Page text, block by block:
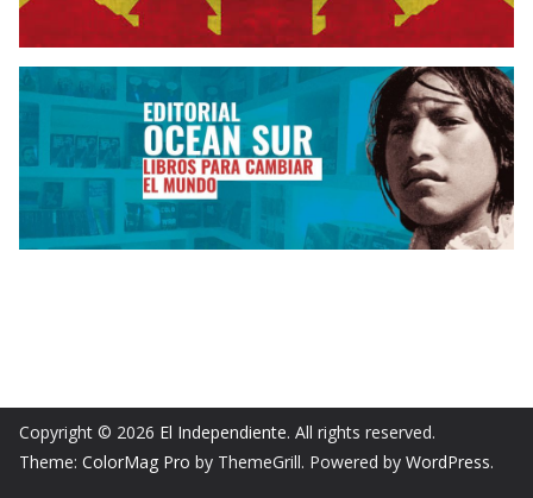
Copyright © 2026 El Independiente. All rights reserved.
Theme: ColorMag Pro by ThemeGrill. Powered by WordPress.